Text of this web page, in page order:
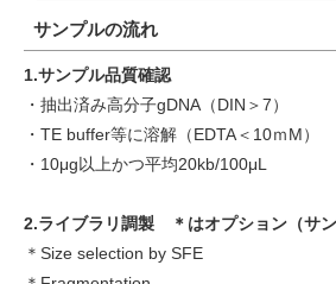
サンプルの流れ
1.サンプル品質確認
・抽出済み高分子gDNA（DIN＞7）
・TE buffer等に溶解（EDTA＜10ｍM）
・10μg以上かつ平均20kb/100μL
2.ライブラリ調製 ＊はオプション（サン
＊Size selection by SFE